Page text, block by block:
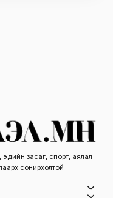
эдийн засаг, спорт, аялал
сонирхолтой